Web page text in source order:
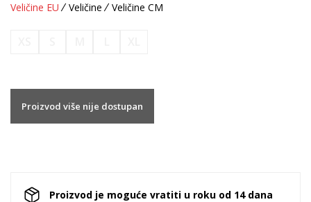
Veličine EU Veličine Veličine CM
Proizvod više nije dostupan
Proizvod je moguće vratiti u roku od 14 dana